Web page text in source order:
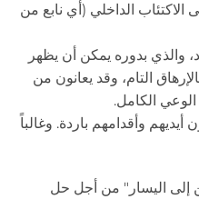
الاكتئاب الداخلي (أي نابع من
بدوره يمكن أن يظهر
التام، وقد يعانون من
الكامل.
وأقدامهم باردة. وغالباً
إلى اليسار" من أجل حل